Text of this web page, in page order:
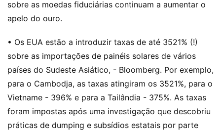
sobre as moedas fiduciárias continuam a aumentar o
apelo do ouro.
• Os EUA estão a introduzir taxas de até 3521% (!)
sobre as importações de painéis solares de vários
países do Sudeste Asiático, - Bloomberg. Por exemplo,
para o Cambodja, as taxas atingiram os 3521%, para o
Vietname - 396% e para a Tailândia - 375%. As taxas
foram impostas após uma investigação que descobriu
práticas de dumping e subsídios estatais por parte